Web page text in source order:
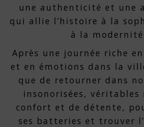
une authenticité et une
qui allie l’histoire à la
à la
Après une journée riche
et en émotions dans la
que de retourner dans
insonorisées, véritables
confort et de détente,
ses batteries et trouver